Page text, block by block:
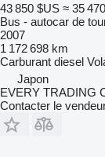
43 850 $US ≈ 35
Bus - autocar de
2007
1 172 698 km
Carburant diesel
Japon
EVERY TRADING
Contacter le